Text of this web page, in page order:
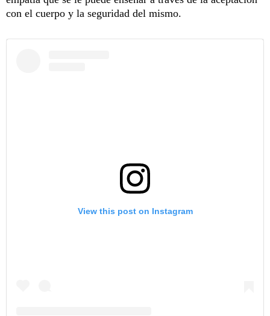
con el cuerpo y la seguridad del mismo.
View this post on Instagram